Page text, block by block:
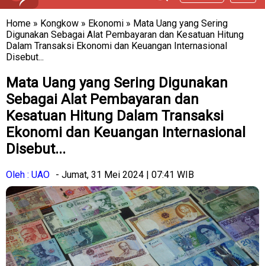
Home » Kongkow » Ekonomi » Mata Uang yang Sering
Digunakan Sebagai Alat Pembayaran dan Kesatuan Hitung
Dalam Transaksi Ekonomi dan Keuangan Internasional
Disebut...
Mata Uang yang Sering Digunakan
Sebagai Alat Pembayaran dan
Kesatuan Hitung Dalam Transaksi
Ekonomi dan Keuangan Internasional
Disebut...
Oleh : UAO - Jumat, 31 Mei 2024 | 07:41 WIB